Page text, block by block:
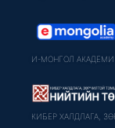
И-МОНГОЛ АКАДЕМИ
КИБЕР ХАЛДЛАГА,